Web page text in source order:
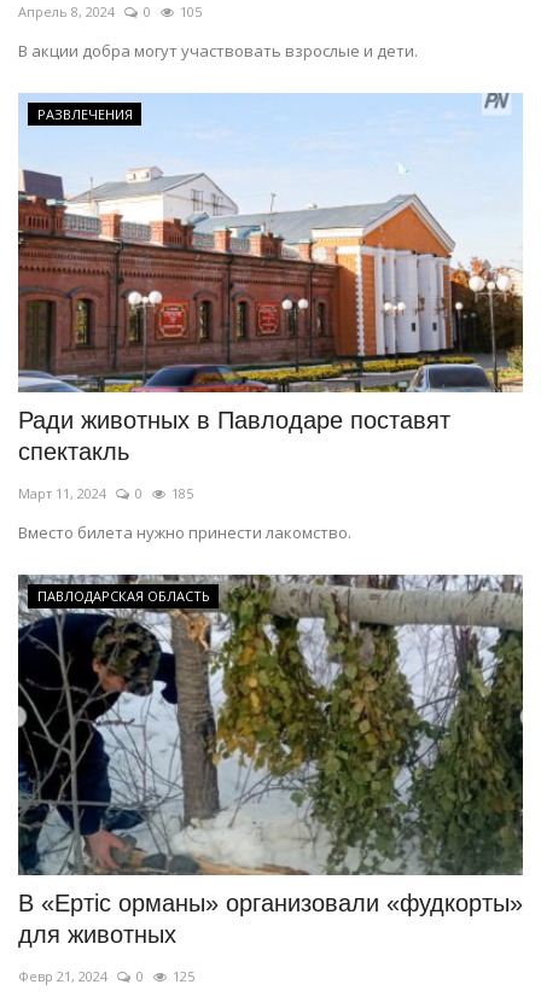
Апрель 8, 2024 0 105
В акции добра могут участвовать взрослые и дети.
РАЗВЛЕЧЕНИЯ
Ради животных в Павлодаре поставят
спектакль
Март 11, 2024 0 185
Вместо билета нужно принести лакомство.
ПАВЛОДАРСКАЯ ОБЛАСТЬ
В «Ертiс орманы» организовали «фудкорты»
для животных
Февр 21, 2024 0 125